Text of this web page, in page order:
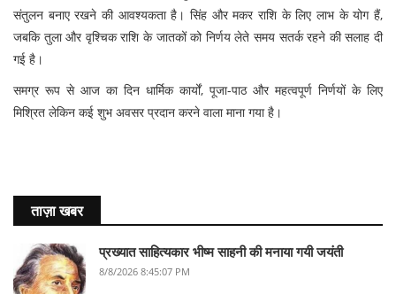
संतुलन बनाए रखने की आवश्यकता है। सिंह और मकर राशि के लिए लाभ के योग हैं,
जबकि तुला और वृश्चिक राशि के जातकों को निर्णय लेते समय सतर्क रहने की सलाह दी
गई है।
समग्र रूप से आज का दिन धार्मिक कार्यों, पूजा-पाठ और महत्वपूर्ण निर्णयों के लिए
मिश्रित लेकिन कई शुभ अवसर प्रदान करने वाला माना गया है।
ताज़ा खबर
प्रख्यात साहित्यकार भीष्म साहनी की मनाया गयी जयंती
8/8/2026 8:45:07 PM